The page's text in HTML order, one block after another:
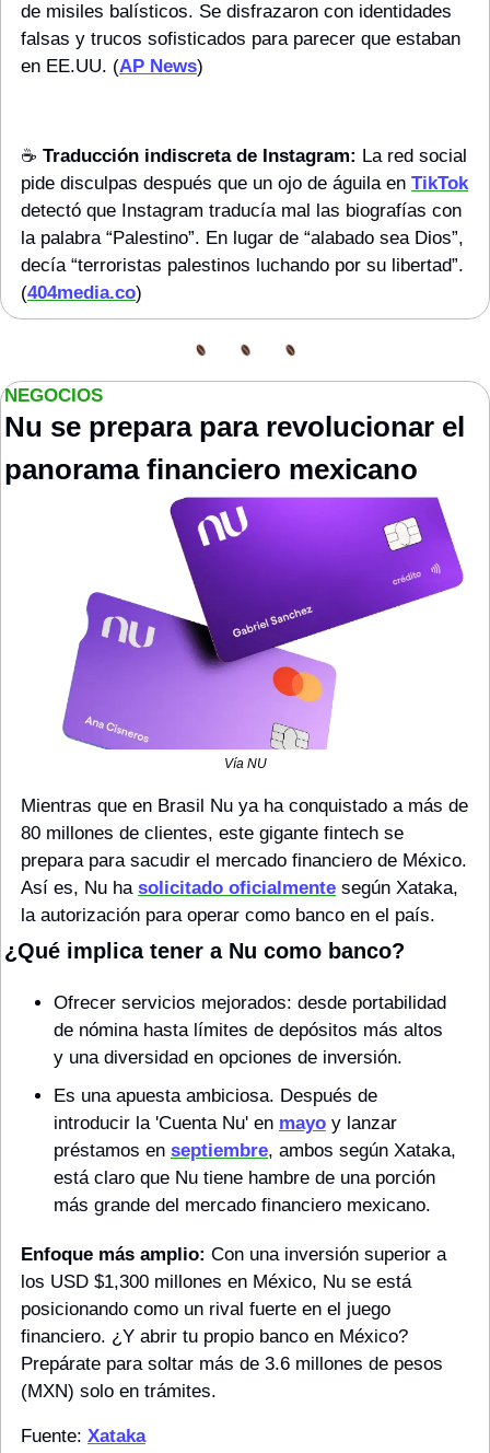
de misiles balísticos. Se disfrazaron con identidades
falsas y trucos sofisticados para parecer que estaban
en EE.UU. (AP News)
☕️ Traducción indiscreta de Instagram: La red social
pide disculpas después que un ojo de águila en TikTok
detectó que Instagram traducía mal las biografías con
la palabra “Palestino”. En lugar de “alabado sea Dios”,
decía “terroristas palestinos luchando por su libertad”.
(404media.co)
NEGOCIOS
Nu se prepara para revolucionar el
panorama financiero mexicano
Vía NU
Mientras que en Brasil Nu ya ha conquistado a más de
80 millones de clientes, este gigante fintech se
prepara para sacudir el mercado financiero de México.
Así es, Nu ha solicitado oficialmente según Xataka,
la autorización para operar como banco en el país.
¿Qué implica tener a Nu como banco?
Ofrecer servicios mejorados: desde portabilidad
de nómina hasta límites de depósitos más altos
y una diversidad en opciones de inversión.
Es una apuesta ambiciosa. Después de
introducir la 'Cuenta Nu' en mayo y lanzar
préstamos en septiembre, ambos según Xataka,
está claro que Nu tiene hambre de una porción
más grande del mercado financiero mexicano.
Enfoque más amplio: Con una inversión superior a
los USD $1,300 millones en México, Nu se está
posicionando como un rival fuerte en el juego
financiero. ¿Y abrir tu propio banco en México?
Prepárate para soltar más de 3.6 millones de pesos
(MXN) solo en trámites.
Fuente: Xataka